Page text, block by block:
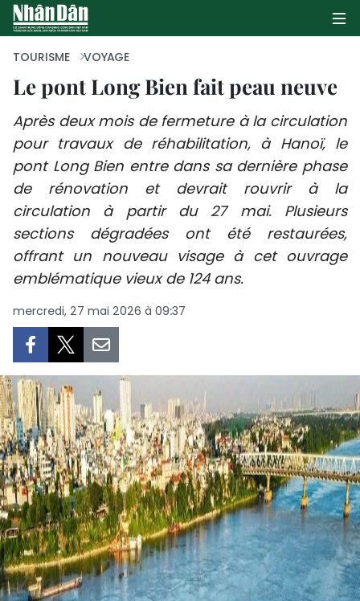
POLITIQUE
ÉCONOMIE
SOCIÉTÉ
CULTURE
TOURISME
SPORT
FRANCOPHONIE
PAYS NATAL
INTERNATIONAL
MÉGASTORIE
INFOGRAPHIE
TOURISME VOYAGE
Le pont Long Bien fait peau neuve
Après deux mois de fermeture à la circulation
pour travaux de réhabilitation, à Hanoï, le
pont Long Bien entre dans sa dernière phase
de rénovation et devrait rouvrir à la
circulation à partir du 27 mai. Plusieurs
sections dégradées ont été restaurées,
offrant un nouveau visage à cet ouvrage
emblématique vieux de 124 ans.
mercredi, 27 mai 2026 à 09:37